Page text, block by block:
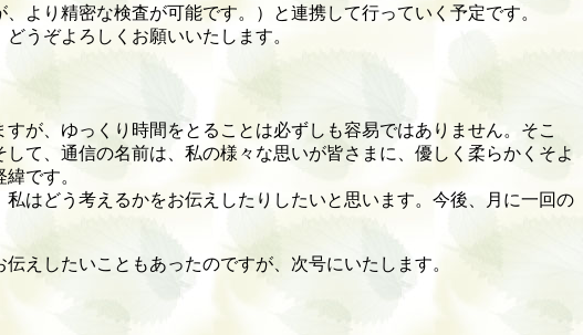
より精密な検査が可能です。）と連携して行っていく予定です。
うぞよろしくお願いいたします。
が、ゆっくり時間をとることは必ずしも容易ではありません。そこ
て、通信の名前は、私の様々な思いが皆さまに、優しく柔らかくそよ
です。
はどう考えるかをお伝えしたりしたいと思います。今後、月に一回の
えしたいこともあったのですが、次号にいたします。